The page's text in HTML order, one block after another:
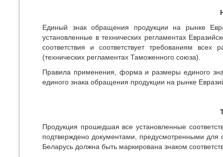
Единый знак обращения продукции на рынке
установленные в технических регламентах
соответствия и соответствует требованиям
(технических регламентах Таможенного союза).
Правила применения, форма и размеры единого
единого знака обращения продукции на рынке
Продукция прошедшая все установленные
подтверждено документами, предусмотренными для
Беларусь должна быть маркирована знаком